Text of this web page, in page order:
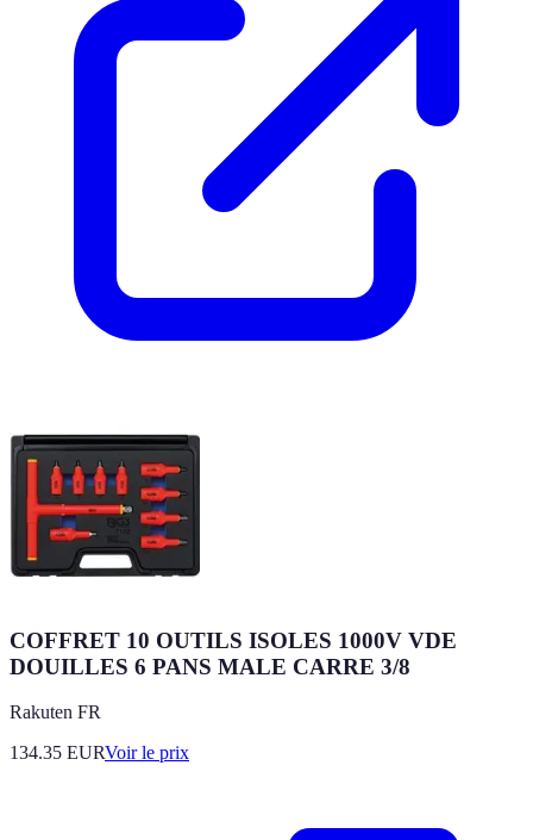
COFFRET 10 OUTILS ISOLES 1000V VDE
DOUILLES 6 PANS MALE CARRE 3/8
Rakuten FR
134.35 EURVoir le prix